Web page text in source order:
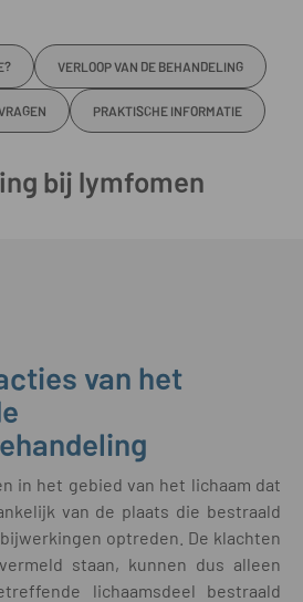
VERLOOP VAN DE BEHANDELING
PRAKTISCHE INFORMATIE
bij lymfomen
van het
in het gebied van het lichaam dat
van de plaats die bestraald
optreden. De klachten
staan, kunnen dus alleen
lichaamsdeel bestraald